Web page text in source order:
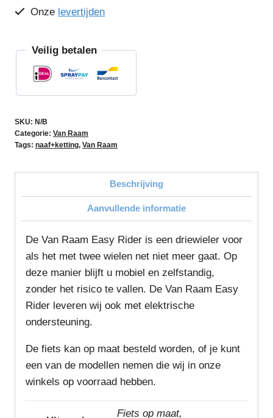
Onze levertijden
Veilig betalen
SKU: N/B
Categorie: Van Raam
Tags: naaf+ketting, Van Raam
Beschrijving
Aanvullende informatie
De Van Raam Easy Rider is een driewieler voor
als het met twee wielen net niet meer gaat. Op
deze manier blijft u mobiel en zelfstandig,
zonder het risico te vallen. De Van Raam Easy
Rider leveren wij ook met elektrische
ondersteuning.
De fiets kan op maat besteld worden, of je kunt
een van de modellen nemen die wij in onze
winkels op voorraad hebben.
Fiets op maat,